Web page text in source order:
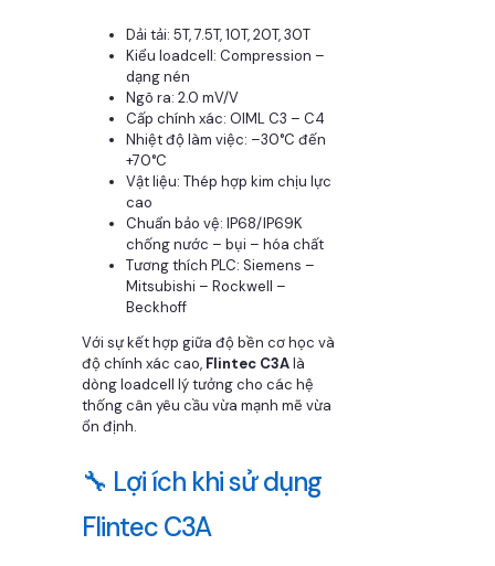
Dải tải: 5T, 7.5T, 10T, 20T, 30T
Kiểu loadcell: Compression –
dạng nén
Ngõ ra: 2.0 mV/V
Cấp chính xác: OIML C3 – C4
Nhiệt độ làm việc: –30°C đến
+70°C
Vật liệu: Thép hợp kim chịu lực
cao
Chuẩn bảo vệ: IP68/IP69K
chống nước – bụi – hóa chất
Tương thích PLC: Siemens –
Mitsubishi – Rockwell –
Beckhoff
Với sự kết hợp giữa độ bền cơ học và
độ chính xác cao, Flintec C3Alà
dòng loadcell lý tưởng cho các hệ
thống cân yêu cầu vừa mạnh mẽ vừa
ổn định.
🔧 Lợi ích khi sử dụng
Flintec C3A